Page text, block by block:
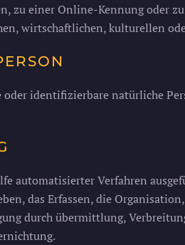
zu einer Online-Kennung oder
wirtschaftlichen, kulturellen
identifizierbare natürliche
automatisierter Verfahren
das Erfassen, die
durch übermittlung,